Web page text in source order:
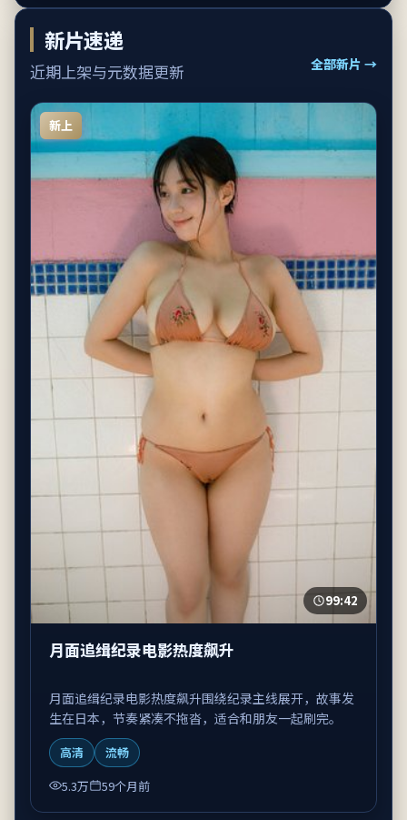
新片速递
近期上架与元数据更新 全部新片 →
新上
99:42
月面追缉纪录电影热度飙升
月面追缉纪录电影热度飙升围绕纪录主线展开，故事发
生在日本，节奏紧凑不拖沓，适合和朋友一起刷完。
高清
流畅
5.3万
59个月前